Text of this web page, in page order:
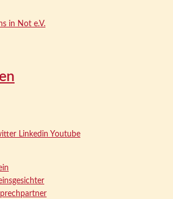
Linkedin Youtube